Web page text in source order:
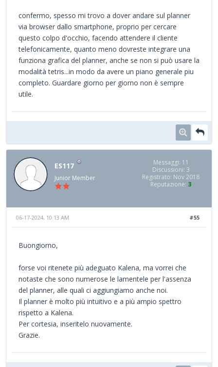
confermo, spesso mi trovo a dover andare sul planner
via browser dallo smartphone, proprio per cercare
questo colpo d'occhio, facendo attendere il cliente
telefonicamente, quanto meno dovreste integrare una
funziona grafica del planner, anche se non si può usare la
modalità tetris...in modo da avere un piano generale piu
completo. Guardare giorno per giorno non è sempre
utile.
ES117
Junior Member
Messaggi: 11
Discussioni: 3
Registrato: Nov 2018
Reputazione: 3
#55
06-17-2024, 10:13 AM
Buongiorno,
forse voi ritenete più adeguato Kalena, ma vorrei che
notaste che sono numerose le lamentele per l'assenza
del planner, alle quali ci aggiungiamo anche noi.
Il planner è molto più intuitivo e a più ampio spettro
rispetto a Kalena.
Per cortesia, inseritelo nuovamente.
Grazie.